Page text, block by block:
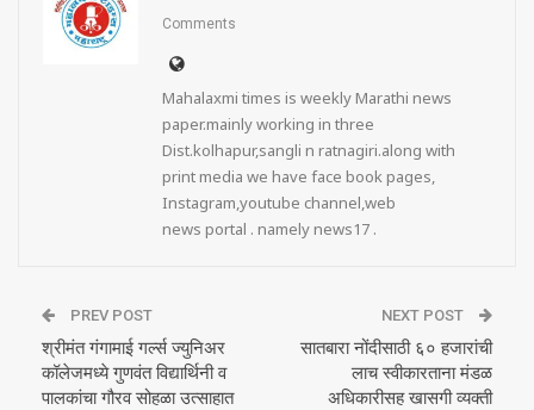
Comments
Mahalaxmi times is weekly Marathi news
paper.mainly working in three
Dist.kolhapur,sangli n ratnagiri.along with
print media we have face book pages,
Instagram,youtube channel,web
news portal . namely news17 .
PREV POST
श्रीमंत गंगामाई गर्ल्स ज्युनिअर
कॉलेजमध्ये गुणवंत विद्यार्थिनी व
पालकांचा गौरव सोहळा उत्साहात
NEXT POST
सातबारा नोंदीसाठी ६० हजारांची
लाच स्वीकारताना मंडळ
अधिकारीसह खासगी व्यक्ती